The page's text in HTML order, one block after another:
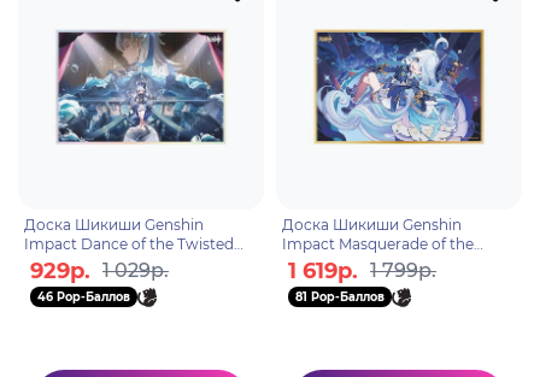
Доска Шикиши Genshin
Impact Dance of the Twisted
Realm 6942421104278
929р. 1 029р.
46 Pop-Баллов
Доска Шикиши Genshin
Impact Masquerade of the
Guilty 6942421132813
1 619р. 1 799р.
81 Pop-Баллов